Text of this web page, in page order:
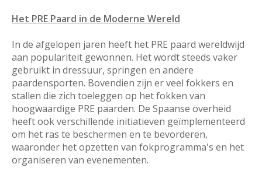
Het PRE Paard in de Moderne Wereld
In de afgelopen jaren heeft het PRE paard wereldwijd
aan populariteit gewonnen. Het wordt steeds vaker
gebruikt in dressuur, springen en andere
paardensporten. Bovendien zijn er veel fokkers en
stallen die zich toeleggen op het fokken van
hoogwaardige PRE paarden. De Spaanse overheid
heeft ook verschillende initiatieven geïmplementeerd
om het ras te beschermen en te bevorderen,
waaronder het opzetten van fokprogramma's en het
organiseren van evenementen.